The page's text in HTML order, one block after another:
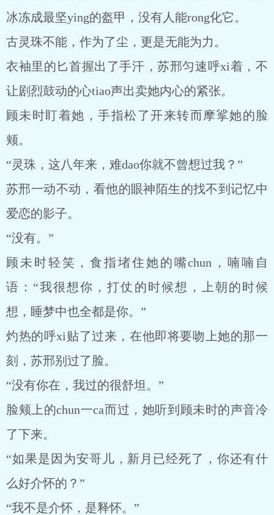
冰冻成最坚ying的盔甲，没有人能rong化它。
古灵珠不能，作为了尘，更是无能为力。
衣袖里的匕首握出了手汗，苏邢匀速呼xi着，不
让剧烈鼓动的心tiao声出卖她内心的紧张。
顾未时盯着她，手指松了开来转而摩挲她的脸
颊。
“灵珠，这八年来，难dao你就不曾想过我？”
苏邢一动不动，看他的眼神陌生的找不到记忆中
爱恋的影子。
“没有。”
顾未时轻笑，食指堵住她的嘴chun，喃喃自
语：“我很想你，打仗的时候想，上朝的时候
想，睡梦中也全都是你。”
灼热的呼xi贴了过来，在他即将要吻上她的那一
刻，苏邢别过了脸。
“没有你在，我过的很舒坦。”
脸颊上的chun一ca而过，她听到顾未时的声音冷
了下来。
“如果是因为安哥儿，新月已经死了，你还有什
么好介怀的？”
“我不是介怀，是释怀。”